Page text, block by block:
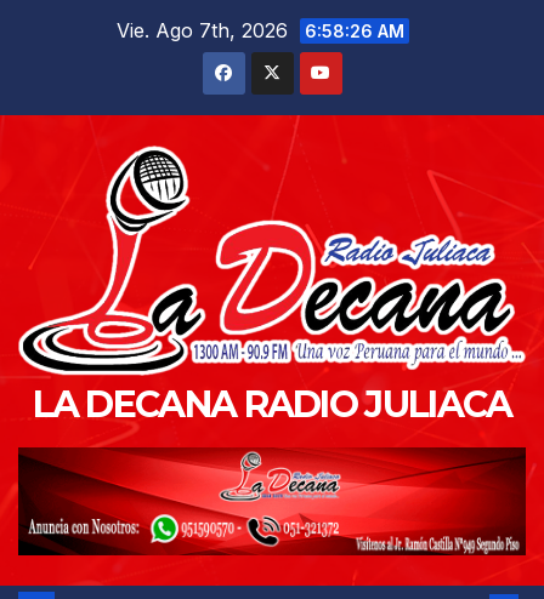
Vie. Ago 7th, 2026 6:58:28 AM
LA DECANA RADIO JULIACA